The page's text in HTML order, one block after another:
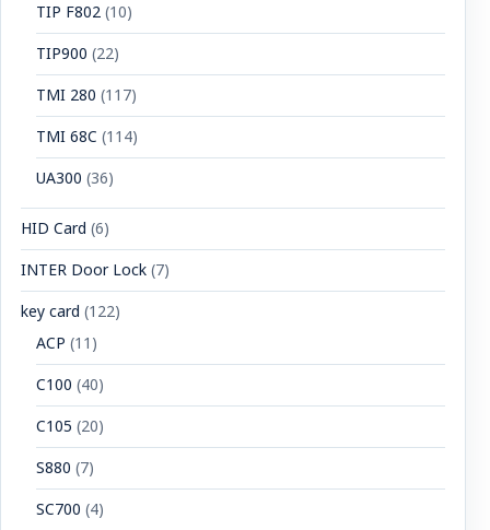
TIP F802(10)
TIP900 (22)
TMI 280 (117)
TMI 68C (114)
UA300 (36)
HID Card (6)
INTER Door Lock(7)
key card (122)
ACP (11)
C100 (40)
C105 (20)
S880 (7)
SC700 (4)